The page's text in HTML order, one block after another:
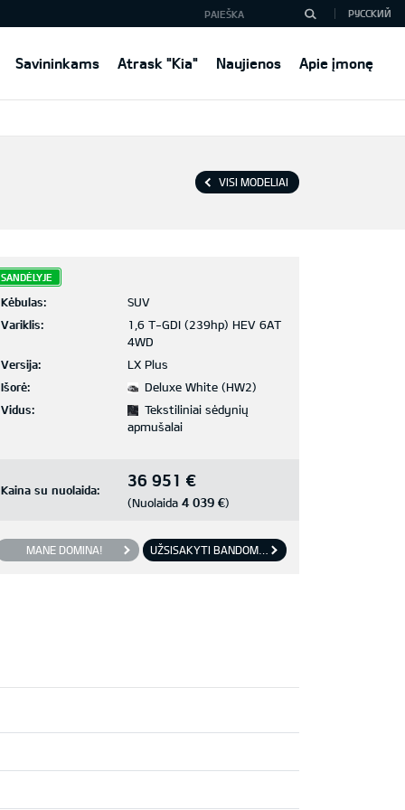
Savininkams Atrask "Kia" Naujienos Apie įmonę
РУССКИЙ
VISI MODELIAI
SANDĖLYJE
Kėbulas:
SUV
Variklis:
1,6 T-GDI (239hp) HEV 6AT
4WD
Versija:
LX Plus
Išorė:
Deluxe White (HW2)
Vidus:
Tekstiliniai sėdynių
apmušalai
Kaina su nuolaida: 36 951 €
(Nuolaida 4 039 €)
MANE DOMINA! UŽSISAKYTI BANDOMĄJĮ VAŽIAVIMĄ